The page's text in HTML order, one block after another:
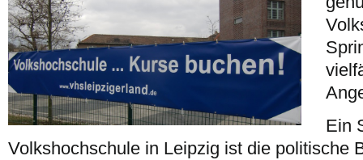
Ein
Volkshochschule in Leipzig ist die politische